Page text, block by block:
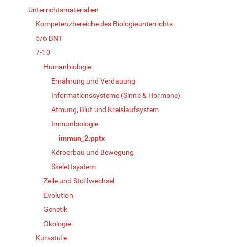
Unterrichtsmaterialien
Kompetenzbereiche des Biologieunterrichts
5/6 BNT
7-10
Humanbiologie
Ernährung und Verdauung
Informationssysteme (Sinne & Hormone)
Atmung, Blut und Kreislaufsystem
Immunbiologie
immun_2.pptx
Körperbau und Bewegung
Skelettsystem
Zelle und Stoffwechsel
Evolution
Genetik
Ökologie
Kursstufe